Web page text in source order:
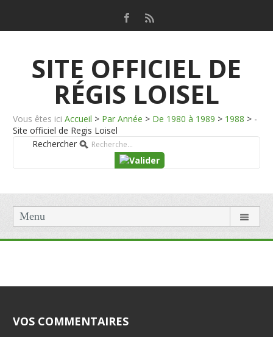
SITE OFFICIEL DE
RÉGIS LOISEL
Vous êtes ici Accueil > Par Année > De 1980 à 1989 > 1988 > -
Site officiel de Regis Loisel
Rechercher
Menu
VOS COMMENTAIRES